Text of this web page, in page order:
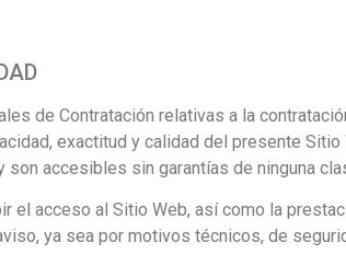
de Contratación relativas a la
exactitud y calidad del presente
accesibles sin garantías de ninguna
el acceso al Sitio Web, así como la
ya sea por motivos técnicos, de